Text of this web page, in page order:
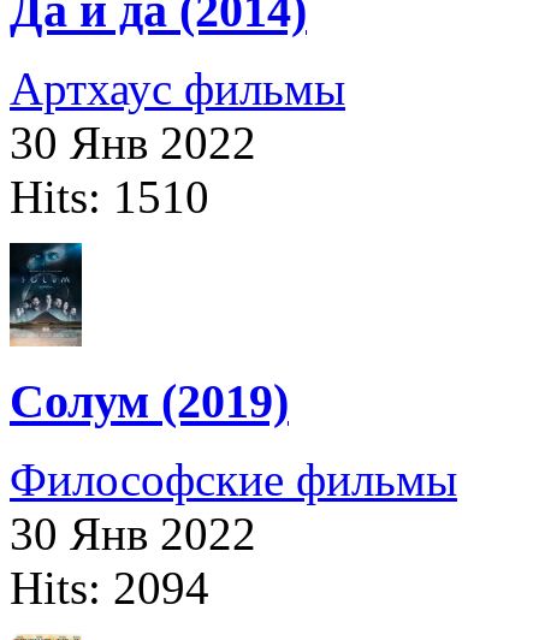
Артхаус фильмы
30 Янв 2022
Hits: 1510
Солум (2019)
Философские фильмы
30 Янв 2022
Hits: 2094